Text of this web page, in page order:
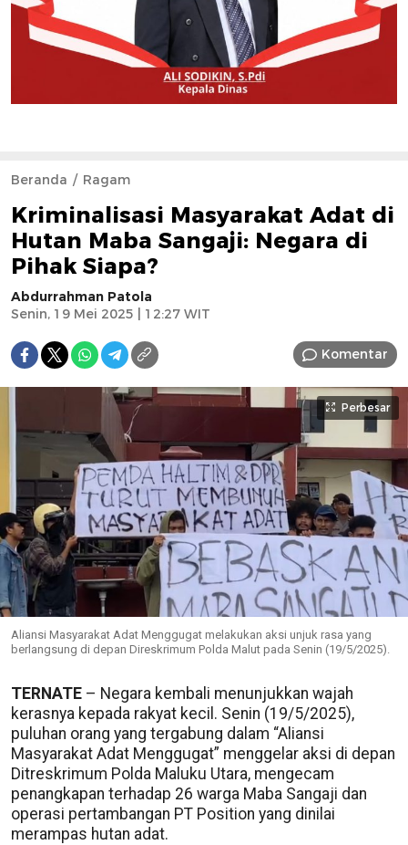
Beranda Ragam
Kriminalisasi Masyarakat Adat di
Hutan Maba Sangaji: Negara di
Pihak Siapa?
Abdurrahman Patola
Senin, 19 Mei 2025 | 12:27 WIT
Komentar
Perbesar
Aliansi Masyarakat Adat Menggugat melakukan aksi unjuk rasa yang
berlangsung di depan Direskrimum Polda Malut pada Senin (19/5/2025).
TERNATE – Negara kembali menunjukkan wajah
kerasnya kepada rakyat kecil. Senin (19/5/2025),
puluhan orang yang tergabung dalam “Aliansi
Masyarakat Adat Menggugat” menggelar aksi di depan
Ditreskrimum Polda Maluku Utara, mengecam
penangkapan terhadap 26 warga Maba Sangaji dan
operasi pertambangan PT Position yang dinilai
merampas hutan adat.